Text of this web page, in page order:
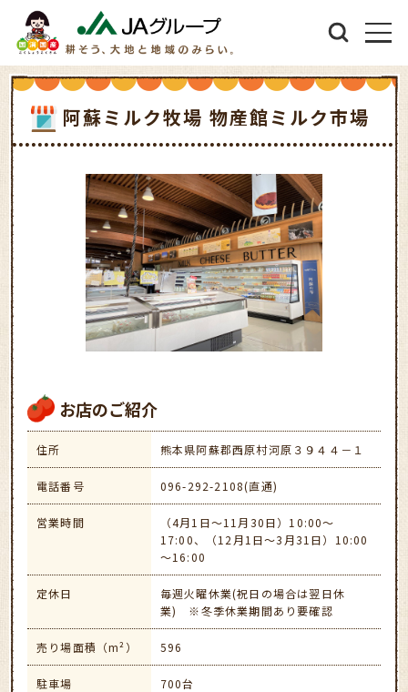
阿蘇ミルク牧場 物産館ミルク市場
お店のご紹介
住所 熊本県阿蘇郡西原村河原３９４４－１
電話番号 096-292-2108(直通)
営業時間
（4月1日～11月30日）10:00～
17:00、（12月1日～3月31日）10:00
～16:00
定休日
毎週火曜休業(祝日の場合は翌日休
業) ※冬季休業期間あり要確認
売り場面積（m²） 596
駐車場 700台